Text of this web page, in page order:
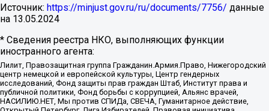
Источник: https://minjust.gov.ru/ru/documents/7756/ данные
на 13.05.2024
* Сведения реестра НКО, выполняющих функции
иностранного агента:
Лилит, Правозащитная группа Гражданин.Армия.Право, Нижегородский
центр немецкой и европейской культуры, Центр гендерных
исследований, Фонд защиты прав граждан Штаб, Институт права и
публичной политики, Фонд борьбы с коррупцией, Альянс врачей,
НАСИЛИЮ.НЕТ, Мы против СПИДа, СВЕЧА, Гуманитарное действие,